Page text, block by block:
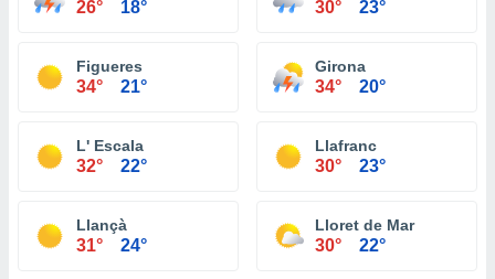
26° 18° 30° 23°
Figueres
34° 21°
Girona
34° 20°
L' Escala
32° 22°
Llafranc
30° 23°
Llançà
31° 24°
Lloret de Mar
30° 22°